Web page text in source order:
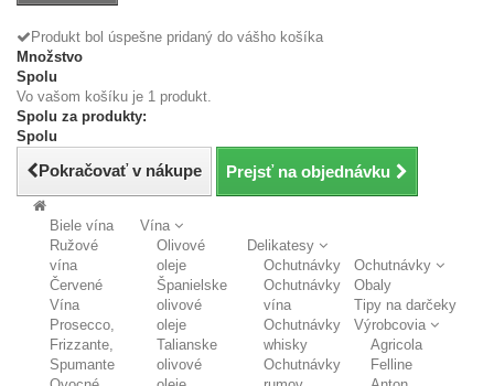
Produkt bol úspešne pridaný do vášho košíka
Množstvo
Spolu
Vo vašom košíku je 1 produkt.
Spolu za produkty:
Spolu
Pokračovať v nákupe Prejsť na objednávku
Vína
Biele vína
Ružové
vína
Červené
Vína
Prosecco,
Frizzante,
Spumante
Delikatesy
Olivové
oleje
Španielske
olivové
oleje
Talianske
olivové
Ochutnávky
Ochutnávky
Ochutnávky
vína
Ochutnávky
whisky
Ochutnávky
Obaly
Tipy na darčeky
Výrobcovia
Agricola
Felline